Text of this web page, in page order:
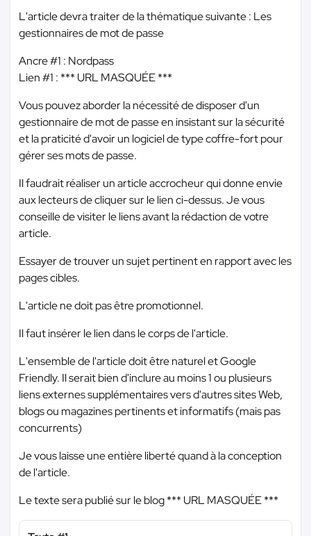
L'article devra traiter de la thématique suivante : Les
gestionnaires de mot de passe
Ancre #1 : Nordpass
Lien #1 : *** URL MASQUÉE ***
Vous pouvez aborder la nécessité de disposer d'un
gestionnaire de mot de passe en insistant sur la sécurité
et la praticité d'avoir un logiciel de type coffre-fort pour
gérer ses mots de passe.
Il faudrait réaliser un article accrocheur qui donne envie
aux lecteurs de cliquer sur le lien ci-dessus. Je vous
conseille de visiter le liens avant la rédaction de votre
article.
Essayer de trouver un sujet pertinent en rapport avec les
pages cibles.
L'article ne doit pas être promotionnel.
Il faut insérer le lien dans le corps de l'article.
L'ensemble de l'article doit être naturel et Google
Friendly. Il serait bien d'inclure au moins 1 ou plusieurs
liens externes supplémentaires vers d'autres sites Web,
blogs ou magazines pertinents et informatifs (mais pas
concurrents)
Je vous laisse une entière liberté quand à la conception
de l'article.
Le texte sera publié sur le blog*** URL MASQUÉE ***